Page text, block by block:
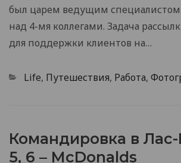
был царем ведущим специалистом
над 4-мя коллегами. Задача
для поддержки клиентов на…
Categories
Life, Путешествия, Работа,
Командировка в Лас-
5, 6 – McDonalds